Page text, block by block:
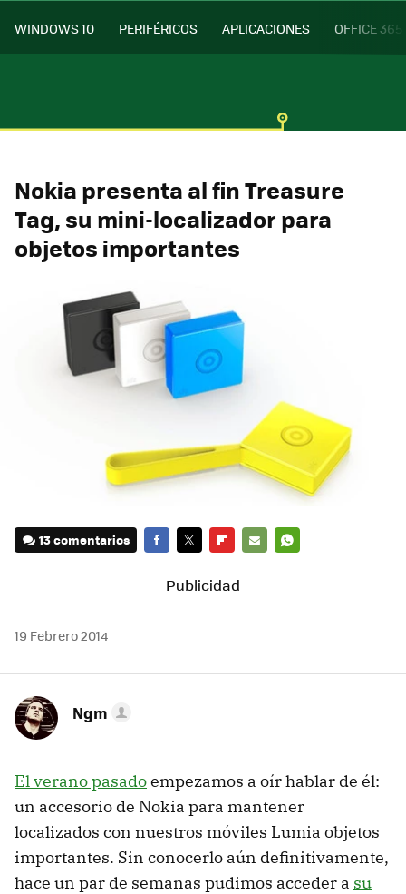
WINDOWS 10 PERIFÉRICOS APLICACIONES OFFICE 365
Nokia presenta al fin Treasure
Tag, su mini-localizador para
objetos importantes
13 comentarios
19 Febrero 2014
Ngm
El verano pasadoempezamos a oír hablar de él:
un accesorio de Nokia para mantener
localizados con nuestros móviles Lumia objetos
importantes. Sin conocerlo aún definitivamente,
hace un par de semanas pudimos acceder a su